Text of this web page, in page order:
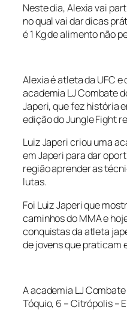
Neste dia, Alexia vai
no qual vai dar dicas
é 1 Kg de alimento não
Alexia é atleta da UFC
academia LJ Combate
Japeri, que fez história
edição do Jungle Fight
Luiz Japeri criou uma
em Japeri para dar
região aprender as
lutas.
Foi Luiz Japeri que
caminhos do MMA e
conquistas da atleta
de jovens que praticam
A academia LJ
Tóquio, 6 – Citrópolis –